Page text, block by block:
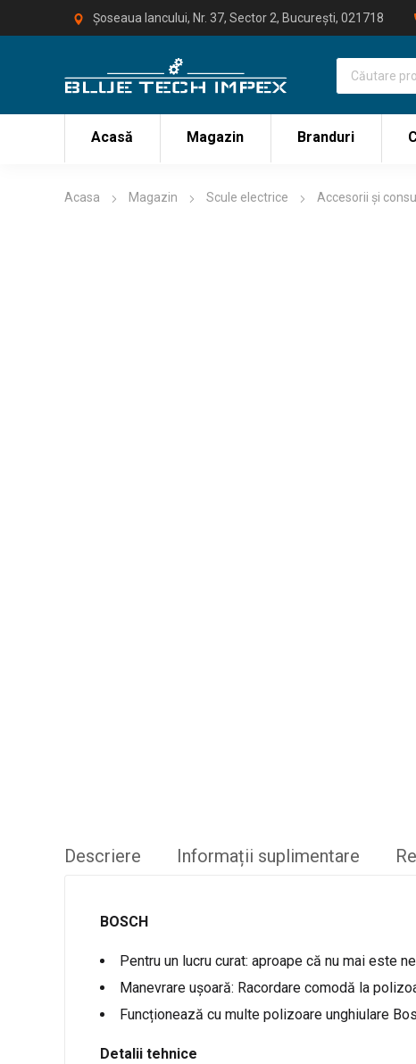
Șoseaua Iancului, Nr. 37, Sector 2, București, 021718
Acasă Magazin Branduri
Acasa Magazin Scule electrice Accesorii și
Descriere Informații suplimentare
BOSCH
Pentru un lucru curat: aproape că nu mai este
Manevrare ușoară: Racordare comodă la
Funcționează cu multe polizoare unghiulare
Detalii tehnice